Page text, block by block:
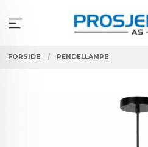
innholdet
FORSIDE PENDELLAMPE